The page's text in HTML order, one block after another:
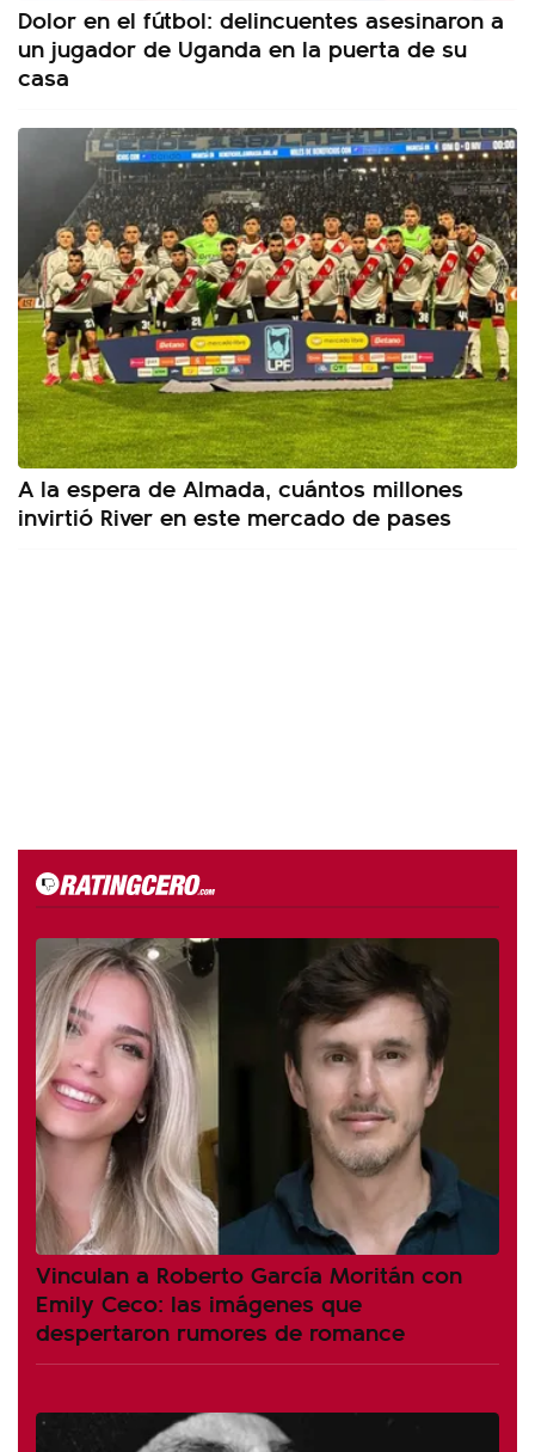
Dolor en el fútbol: delincuentes asesinaron a
un jugador de Uganda en la puerta de su
casa
A la espera de Almada, cuántos millones
invirtió River en este mercado de pases
Vinculan a Roberto García Moritán con
Emily Ceco: las imágenes que
despertaron rumores de romance